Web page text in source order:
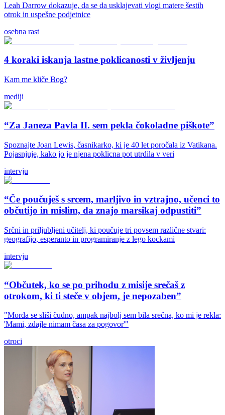
Leah Darrow dokazuje, da se da usklajevati vlogi matere šestih
otrok in uspešne podjetnice
osebna rast
4 koraki iskanja lastne poklicanosti v življenju
Kam me kliče Bog?
mediji
“Za Janeza Pavla II. sem pekla čokoladne piškote”
Spoznajte Joan Lewis, časnikarko, ki je 40 let poročala iz Vatikana.
Pojasnjuje, kako jo je njena poklicna pot utrdila v veri
intervju
“Če poučuješ s srcem, marljivo in vztrajno, učenci to
občutijo in mislim, da znajo marsikaj odpustiti”
Srčni in priljubljeni učitelj, ki poučuje tri povsem različne stvari:
geografijo, esperanto in programiranje z lego kockami
intervju
“Občutek, ko se po prihodu z misije srečaš z
otrokom, ki ti steče v objem, je nepozaben”
"Morda se sliši čudno, ampak najbolj sem bila srečna, ko mi je rekla:
'Mami, zdajle nimam časa za pogovor'"
otroci